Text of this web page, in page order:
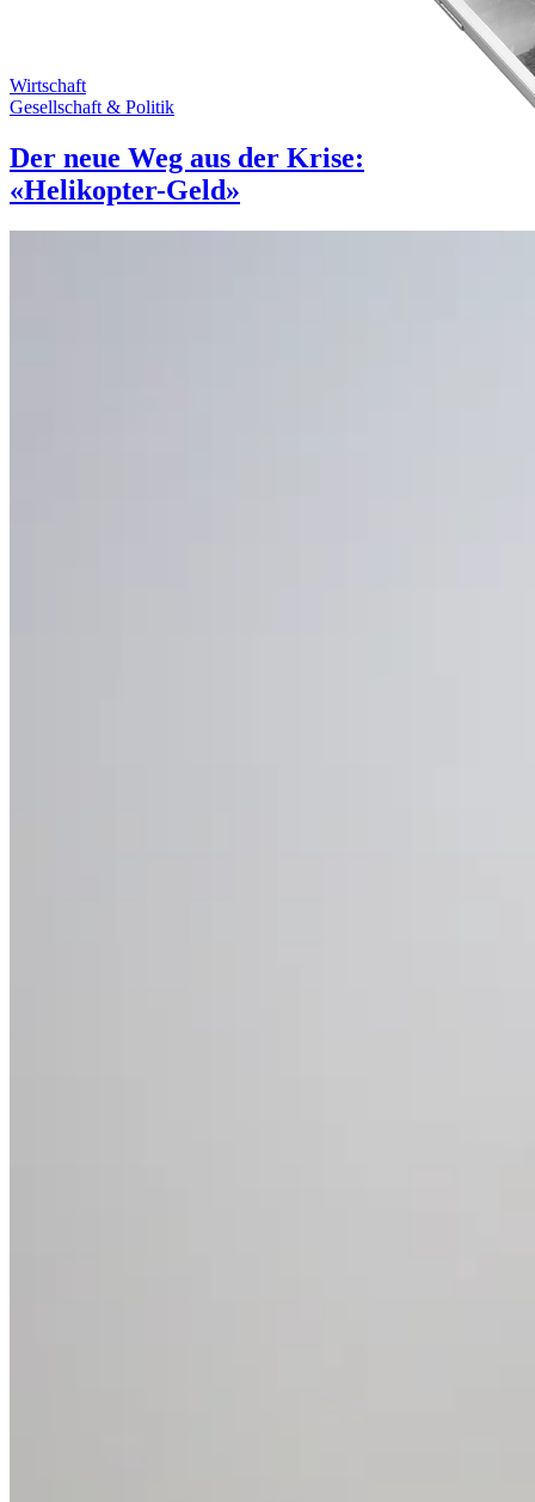
Wirtschaft
Gesellschaft & Politik
Der neue Weg aus der Krise:
«Helikopter-Geld»